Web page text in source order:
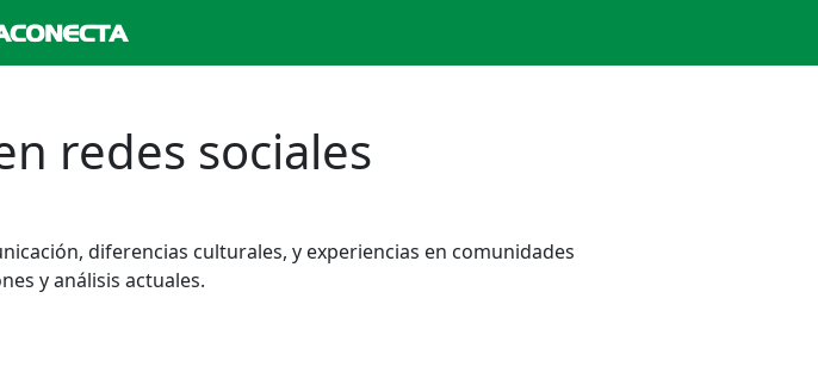
redes sociales
diferencias culturales, y experiencias en comunidades
y análisis actuales.